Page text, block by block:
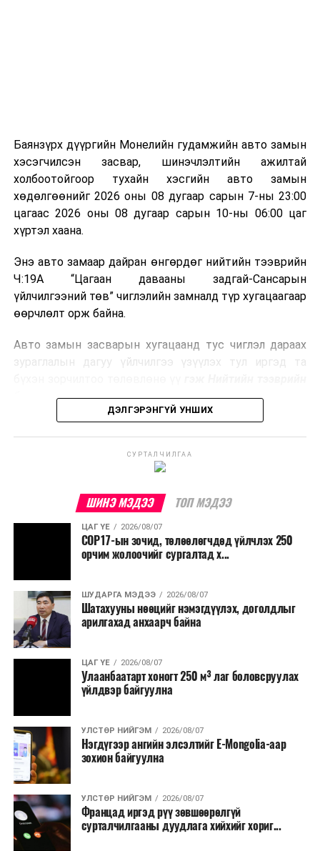
болон дулааны эрчим хүч үйлдвэрлэхэд ашиглаж
болдог. Зарим технологийн хувьд шаталтын дараа
үлдэх үнснээс фосфор зэрэг ашигт эрдсийг сэргээн
авах боломжтой аж.
Япон, Герман, Швейцар, Нидерланд, Өмнөд Солонгос
зэрэг улс лаг хатаах, шатаах технологийг ашиглаж
байна. Тухайлбал, Германд лаг шатаах үйлдвэрээс
гарсан үнснээс фосфор сэргээн авах технологи
ашигладаг бол Нидерландад төвлөрсөн лаг
боловсруулах үйлдвэрүүдээр дулаан, цахилгаан
Ийнхүү лаг хатаах, шатаах технологийг лагийн
улсад өргөн ашиглаж байна.
Баянзүрх дүүргийн Монелийн гудамжийн авто замын
хэсэгчилсэн засвар, шинэчлэлтийн ажилтай
холбоотойгоор тухайн хэсгийн авто замын
хөдөлгөөнийг 2026 оны 08 дугаар сарын 7-ны 23:00
цагаас 2026 оны 08 дугаар сарын 10-ны 06:00 цаг
хүртэл хаана.
Энэ авто замаар дайран өнгөрдөг нийтийн тээврийн
Ч:19А “Цагаан давааны задгай-Сансарын
үйлчилгээний төв” чиглэлийн замналд түр хугацаагаар
өөрчлөлт орж байна.
Авто замын засварын хугацаанд тус чиглэл дараах
зураглалын дагуу үйлчилгээ үзүүлэх тул иргэд та
бодлогын газраас мэдээллээ.
ДЭЛГЭРЭНГҮЙ УНШИХ
СУРТАЛЧИЛГАА
ШИНЭ МЭДЭЭ ТОП МЭДЭЭ
ЦАГ ҮЕ 2026/08/07
COP17-ын зочид, төлөөлөгчдөд үйлчлэх 250
орчим жолоочийг сургалтад х...
ШУДАРГА МЭДЭЭ 2026/08/07
Шатахууны нөөцийг нэмэгдүүлэх, доголдлыг
арилгахад анхаарч байна
ЦАГ ҮЕ 2026/08/07
Улаанбаатарт хоногт 250 м³ лаг боловсруулах
үйлдвэр байгуулна
УЛСТӨР НИЙГЭМ 2026/08/07
Нэгдүгээр ангийн элсэлтийг E-Mongolia-аар
зохион байгуулна
УЛСТӨР НИЙГЭМ 2026/08/07
Францад иргэд рүү зөвшөөрөлгүй
сурталчилгааны дуудлага хийхийг хориг...